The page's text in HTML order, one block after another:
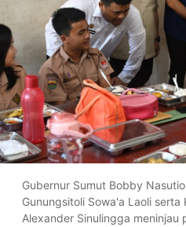
Gubernur Sumut Bobby
Gunungsitoli Sowa'a Laoli
Alexander Sinulingga meninjau